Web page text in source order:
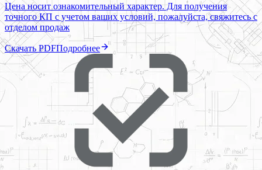
Цена носит ознакомительный характер. Для получения
точного КП с учетом ваших условий, пожалуйста, свяжитесь с
отделом продаж
Скачать PDFПодробнее